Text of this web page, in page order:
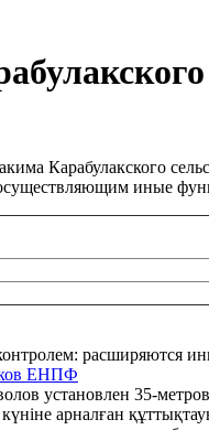
Карабулакского
иные
ЕНПФ